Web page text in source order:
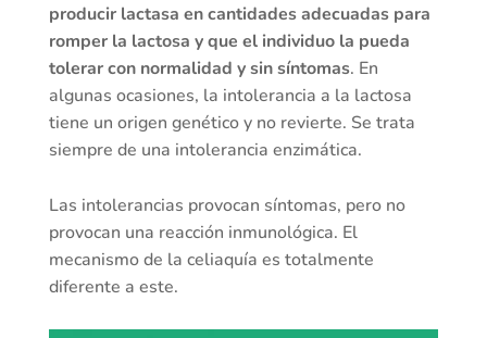
producir lactasa en cantidades adecuadas para
romper la lactosa y que el individuo la pueda
tolerar con normalidad y sin síntomas. En
algunas ocasiones, la intolerancia a la lactosa
tiene un origen genético y no revierte. Se trata
siempre de una intolerancia enzimática.
Las intolerancias provocan síntomas, pero no
provocan una reacción inmunológica. El
mecanismo de la celiaquía es totalmente
diferente a este.